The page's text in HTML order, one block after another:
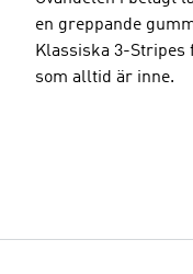
en greppande
Klassiska 3-
som alltid är inne.